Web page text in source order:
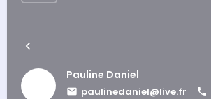
Pauline Daniel
paulinedaniel@live.fr